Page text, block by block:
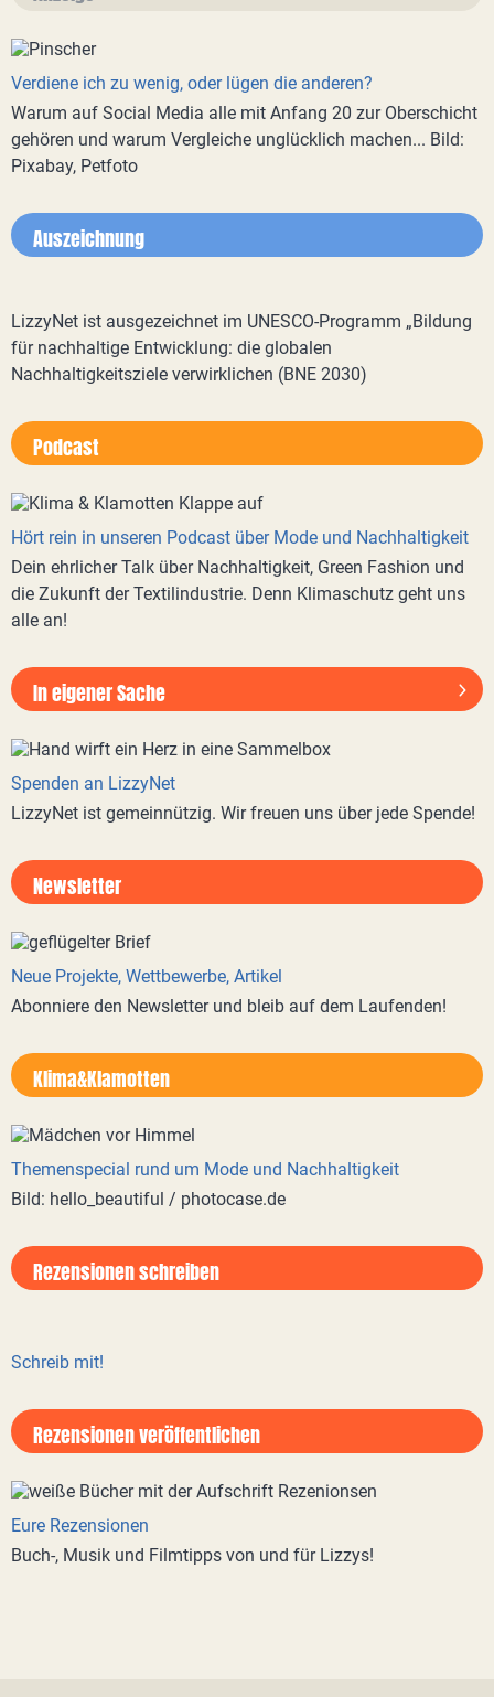
Verdiene ich zu wenig, oder lügen die anderen?
Warum auf Social Media alle mit Anfang 20 zur Oberschicht
gehören und warum Vergleiche unglücklich machen... Bild:
Pixabay, Petfoto
Auszeichnung
LizzyNet ist ausgezeichnet im UNESCO-Programm „Bildung
für nachhaltige Entwicklung: die globalen
Nachhaltigkeitsziele verwirklichen (BNE 2030)
Podcast
Hört rein in unseren Podcast über Mode und Nachhaltigkeit
Dein ehrlicher Talk über Nachhaltigkeit, Green Fashion und
die Zukunft der Textilindustrie. Denn Klimaschutz geht uns
alle an!
In eigener Sache
Spenden an LizzyNet
LizzyNet ist gemeinnützig. Wir freuen uns über jede Spende!
Newsletter
Neue Projekte, Wettbewerbe, Artikel
Abonniere den Newsletter und bleib auf dem Laufenden!
Klima&Klamotten
Themenspecial rund um Mode und Nachhaltigkeit
Bild: hello_beautiful / photocase.de
Rezensionen schreiben
Schreib mit!
Rezensionen veröffentlichen
Eure Rezensionen
Buch-, Musik und Filmtipps von und für Lizzys!